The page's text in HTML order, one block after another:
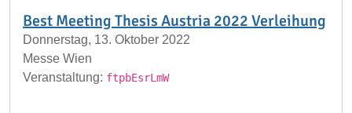
Best Meeting Thesis Austria 2022 Verleihung
Donnerstag, 13. Oktober 2022
Messe Wien
Veranstaltung: ftpbEsrLmW